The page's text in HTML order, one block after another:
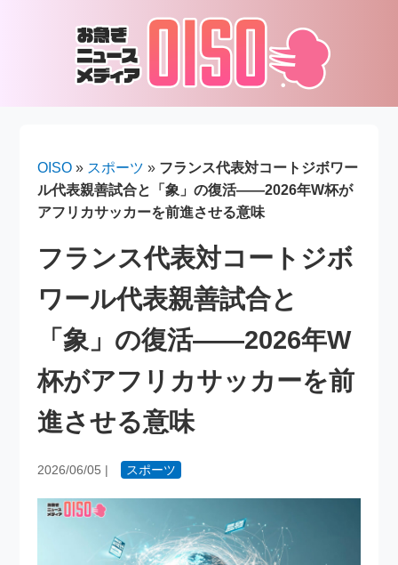
OISO » スポーツ » フランス代表対コートジボワー
ル代表親善試合と「象」の復活――2026年W杯が
アフリカサッカーを前進させる意味
フランス代表対コートジボ
ワール代表親善試合と
「象」の復活――2026年W
杯がアフリカサッカーを前
進させる意味
2026/06/05 | スポーツ